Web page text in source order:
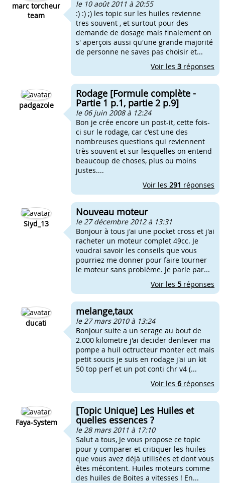
marc torcheur
team
le 10 août 2011 à 20:55
:) :) ;) les topic sur les huiles revienne
tres souvent , et surtout pour des
demande de dosage mais finalement on
s' aperçois aussi qu'une grande majorité
de personne ne saves pas choisir et...
Voir les 3 réponses
padgazole
Rodage [Formule complète -
Partie 1 p.1, partie 2 p.9]
le 06 juin 2008 à 12:24
Bon je crée encore un post-it, cette fois-
ci sur le rodage, car c'est une des
nombreuses questions qui reviennent
très souvent et sur lesquelles on entend
beaucoup de choses, plus ou moins
justes....
Voir les 291 réponses
Siyd_13
Nouveau moteur
le 27 décembre 2012 à 13:31
Bonjour à tous j'ai une pocket cross et j'ai
racheter un moteur complet 49cc. Je
voudrai savoir les conseils que vous
pourriez me donner pour faire tourner
le moteur sans problème. Je parle par...
Voir les 5 réponses
ducati
melange,taux
le 27 mars 2010 à 13:24
Bonjour suite a un serage au bout de
2.000 kilometre j'ai decider denlever ma
pompe a huil octructeur monter ect mais
petit soucis je suis en rodage j'ai un kit
50 top perf et un pot conti chr v4 (...
Voir les 6 réponses
Faya-System
[Topic Unique] Les Huiles et
quelles essences ?
le 28 mars 2011 à 17:10
Salut a tous, Je vous propose ce topic
pour y comparer et critiquer les huiles
que vous avez déjà utilisées et dont vous
êtes mécontent. Huiles moteurs comme
des huiles de Boites a vitesses ! En...